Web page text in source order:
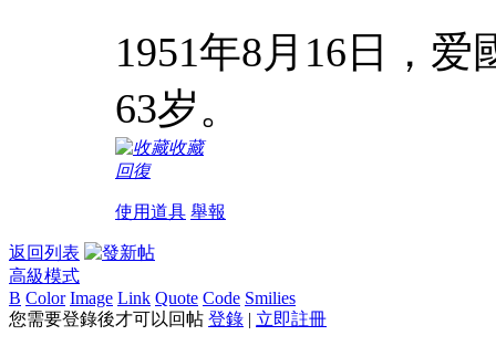
1951年8月16日，
63岁。
收藏
回復
使用道具 舉報
返回列表
高級模式
B Color Image Link Quote Code Smilies
您需要登錄後才可以回帖 登錄 | 立即註冊